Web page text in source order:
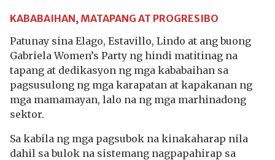
KABABAIHAN, MATAPANG AT PROGRESIBO
Patunay sina Elago, Estavillo, Lindo at ang buong
Gabriela Women’s Party ng hindi matitinag na
tapang at dedikasyon ng mga kababaihan sa
pagsusulong ng mga karapatan at kapakanan ng
mga mamamayan, lalo na ng mga marhinadong
sektor.
Sa kabila ng mga pagsubok na kinakaharap nila
dahil sa bulok na sistemang nagpapahirap sa